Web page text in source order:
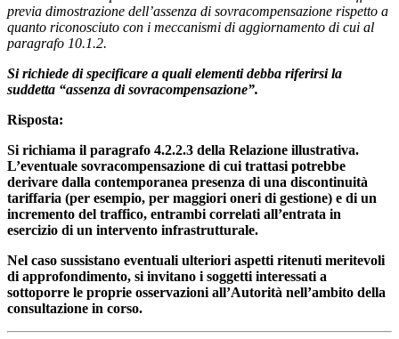
previa dimostrazione dell’assenza di sovracompensazione rispetto a
quanto riconosciuto con i meccanismi di aggiornamento di cui al
paragrafo 10.1.2.
Si richiede di specificare a quali elementi debba riferirsi la
suddetta “assenza di sovracompensazione”.
Risposta:
Si richiama il paragrafo 4.2.2.3 della Relazione illustrativa.
L’eventuale sovracompensazione di cui trattasi potrebbe
derivare dalla contemporanea presenza di una discontinuità
tariffaria (per esempio, per maggiori oneri di gestione) e di un
incremento del traffico, entrambi correlati all’entrata in
esercizio di un intervento infrastrutturale.
Nel caso sussistano eventuali ulteriori aspetti ritenuti meritevoli
di approfondimento, si invitano i soggetti interessati a
sottoporre le proprie osservazioni all’Autorità nell’ambito della
consultazione in corso.